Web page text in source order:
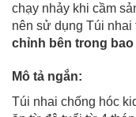
chạy nhảy khi cầm
nên sử dụng Túi nhai
chỉnh bên trong bao
Mô tả ngắn:
Túi nhai chống hóc